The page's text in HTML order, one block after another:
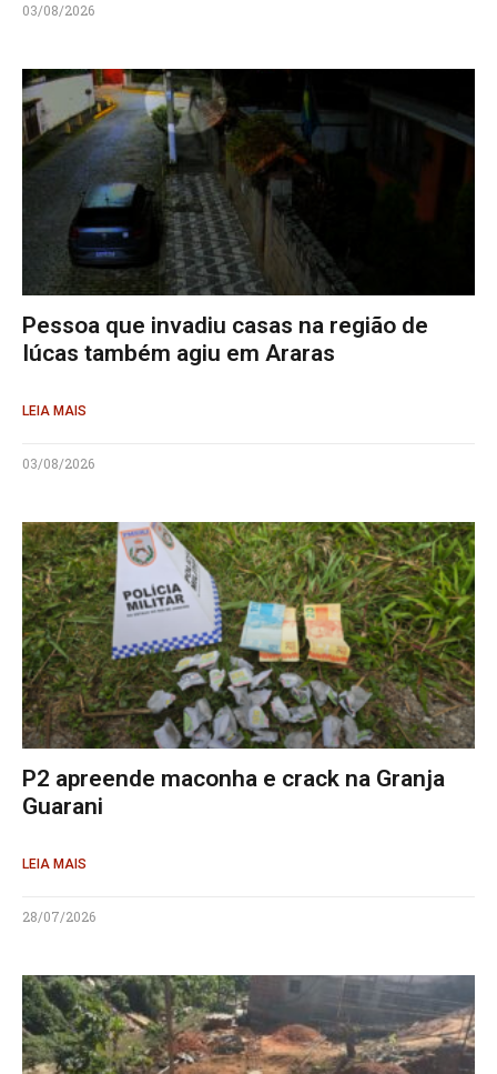
03/08/2026
Pessoa que invadiu casas na região de
Iúcas também agiu em Araras
LEIA MAIS
03/08/2026
P2 apreende maconha e crack na Granja
Guarani
LEIA MAIS
28/07/2026